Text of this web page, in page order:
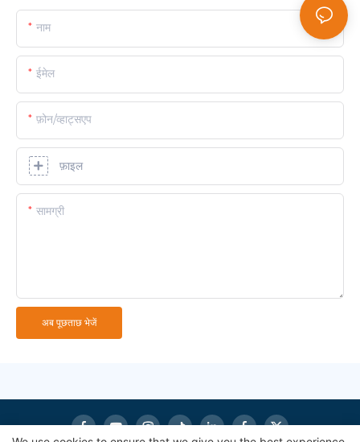
नाम
ईमेल
फ़ोन/व्हाट्सएप
फ़ाइल
सामग्री
अब पूछताछ भेजें